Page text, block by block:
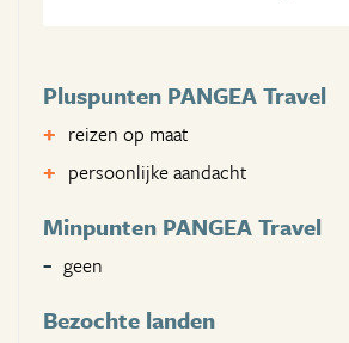
Pluspunten PANGEA Travel
reizen op maat
persoonlijke aandacht
Minpunten PANGEA Travel
geen
Bezochte landen